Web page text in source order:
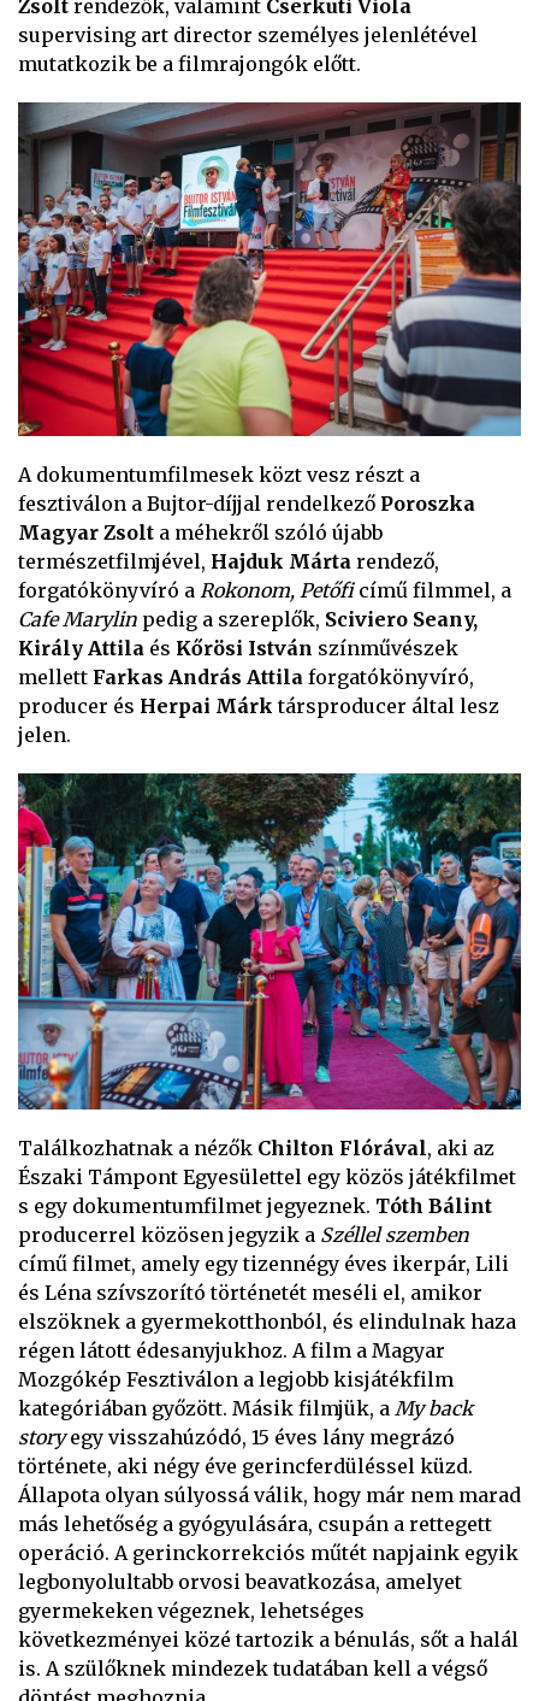
Zsolt rendezők, valamint Cserkuti Viola
supervising art director személyes jelenlétével
mutatkozik be a filmrajongók előtt.
A dokumentumfilmesek közt vesz részt a
fesztiválon a Bujtor-díjjal rendelkező Poroszka
Magyar Zsolt a méhekről szóló újabb
természetfilmjével, Hajduk Márta rendező,
forgatókönyvíró a Rokonom, Petőficímű filmmel, a
Cafe Marylin pedig a szereplők, Sciviero Seany,
Király Attila és Kőrösi István színművészek
mellett Farkas András Attila forgatókönyvíró,
producer és Herpai Márk társproducer által lesz
jelen.
Találkozhatnak a nézők Chilton Flórával, aki az
Északi Támpont Egyesülettel egy közös játékfilmet
s egy dokumentumfilmet jegyeznek. Tóth Bálint
producerrel közösen jegyzik a Széllel szemben
című filmet, amely egy tizennégy éves ikerpár, Lili
és Léna szívszorító történetét meséli el, amikor
elszöknek a gyermekotthonból, és elindulnak haza
régen látott édesanyjukhoz. A film a Magyar
Mozgókép Fesztiválon a legjobb kisjátékfilm
kategóriában győzött. Másik filmjük, a My back
storyegy visszahúzódó, 15 éves lány megrázó
története, aki négy éve gerincferdüléssel küzd.
Állapota olyan súlyossá válik, hogy már nem marad
más lehetőség a gyógyulására, csupán a rettegett
operáció. A gerinckorrekciós műtét napjaink egyik
legbonyolultabb orvosi beavatkozása, amelyet
gyermekeken végeznek, lehetséges
következményei közé tartozik a bénulás, sőt a halál
is. A szülőknek mindezek tudatában kell a végső